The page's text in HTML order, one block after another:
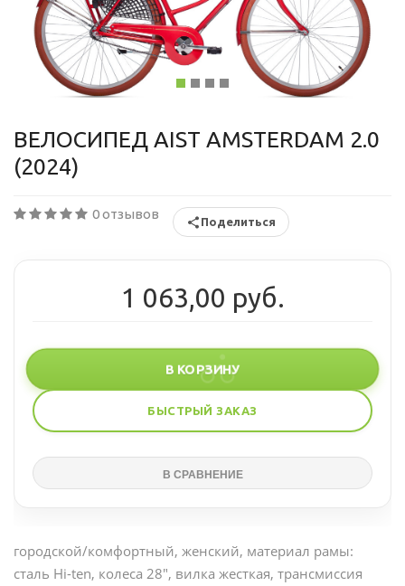
ВЕЛОСИПЕД AIST AMSTERDAM 2.0
(2024)
0 отзывов Поделиться
1 063,00 руб.
В КОРЗИНУ
БЫСТРЫЙ ЗАКАЗ
городской/комфортный, женский, материал рамы:
сталь Hi-ten, колеса 28", вилка жесткая, трансмиссия